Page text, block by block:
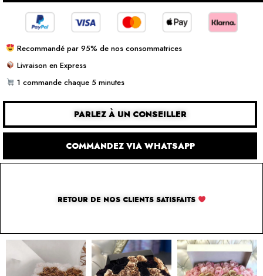
Recommandé par 95% de nos consommatrices
Livraison en Express
1 commande chaque 5 minutes
PARLEZ À UN CONSEILLER
COMMANDEZ VIA WHATSAPP
RETOUR DE NOS CLIENTS SATISFAITS